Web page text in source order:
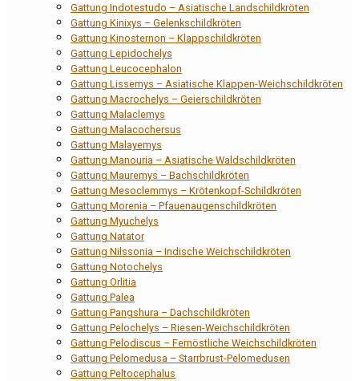
Gattung Indotestudo – Asiatische Landschildkröten
Gattung Kinixys – Gelenkschildkröten
Gattung Kinosternon – Klappschildkröten
Gattung Lepidochelys
Gattung Leucocephalon
Gattung Lissemys – Asiatische Klappen-Weichschildkröten
Gattung Macrochelys – Geierschildkröten
Gattung Malaclemys
Gattung Malacochersus
Gattung Malayemys
Gattung Manouria – Asiatische Waldschildkröten
Gattung Mauremys – Bachschildkröten
Gattung Mesoclemmys – Krötenkopf-Schildkröten
Gattung Morenia – Pfauenaugenschildkröten
Gattung Myuchelys
Gattung Natator
Gattung Nilssonia – Indische Weichschildkröten
Gattung Notochelys
Gattung Orlitia
Gattung Palea
Gattung Pangshura – Dachschildkröten
Gattung Pelochelys – Riesen-Weichschildkröten
Gattung Pelodiscus – Fernöstliche Weichschildkröten
Gattung Pelomedusa – Starrbrust-Pelomedusen
Gattung Peltocephalus